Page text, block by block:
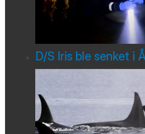
D/S Iris ble senket i